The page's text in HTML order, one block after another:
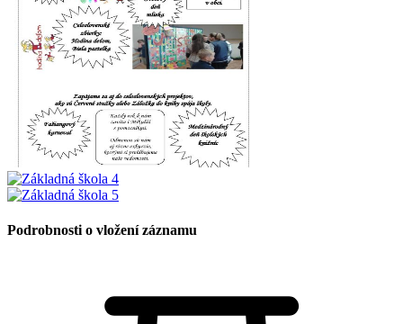
Podrobnosti o vložení záznamu